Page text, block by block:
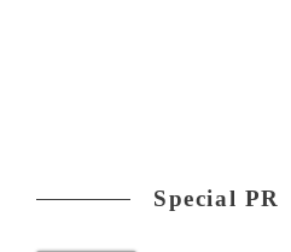
Special PR